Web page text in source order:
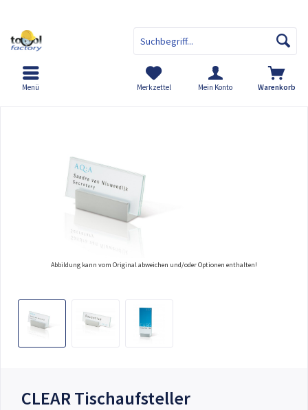
Warenkorb
Merkzettel Mein Konto
Menü
Abbildung kann vom Original abweichen und/oder Optionen enthalten!
CLEAR Tischaufsteller